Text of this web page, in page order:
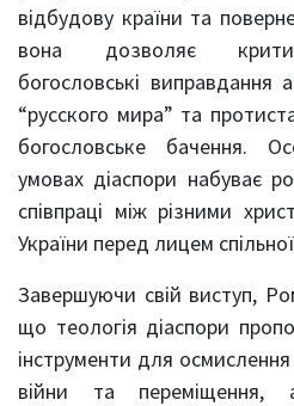
відбудову країни та
вона дозволяє
богословські виправдання
“русского мира” та
богословське бачення.
умовах діаспори набуває
співпраці між різними
України перед лицем
Завершуючи свій виступ,
що теологія діаспори
інструменти для
війни та